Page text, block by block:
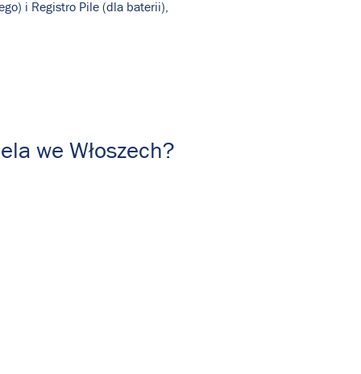
i Registro Pile (dla baterii),
we Włoszech?